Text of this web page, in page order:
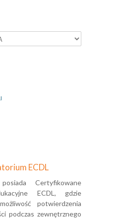
ECDL
Certyfikowane
ECDL, gdzie
potwierdzenia
podczas zewnętrznego